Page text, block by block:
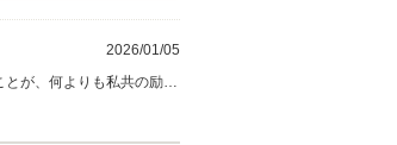
2026/01/05
が、何よりも私共の励み